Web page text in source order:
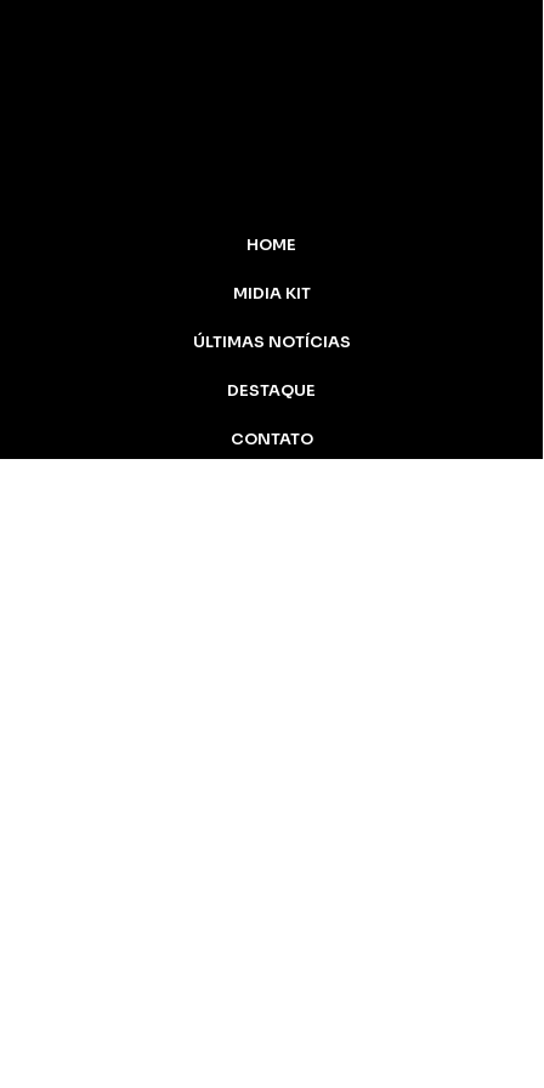
HOME
MIDIA KIT
ÚLTIMAS NOTÍCIAS
DESTAQUE
CONTATO